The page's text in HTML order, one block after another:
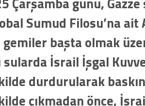
Sumud Filosu’na
başta olmak
sularda İsrail İşgal
durdurularak
çıkmadan önce,